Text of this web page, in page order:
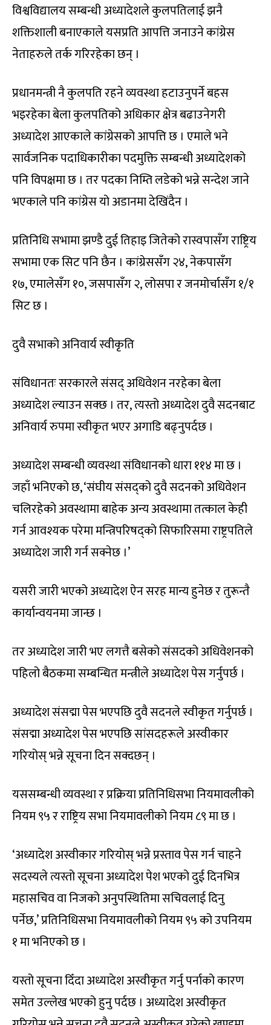
विश्वविद्यालय सम्बन्धी अध्यादेशले कुलपतिलाई झनै
शक्तिशाली बनाएकाले यसप्रति आपत्ति जनाउने कांग्रेस
नेताहरुले तर्क गरिरहेका छन् ।
प्रधानमन्त्री नै कुलपति रहने व्यवस्था हटाउनुपर्ने बहस
भइरहेका बेला कुलपतिको अधिकार क्षेत्र बढाउनेगरी
अध्यादेश आएकाले कांग्रेसको आपत्ति छ । एमाले भने
सार्वजनिक पदाधिकारीका पदमुक्ति सम्बन्धी अध्यादेशको
पनि विपक्षमा छ । तर पदका निम्ति लडेको भन्ने सन्देश जाने
भएकाले पनि कांग्रेस यो अडानमा देखिंदैन ।
प्रतिनिधि सभामा झण्डै दुई तिहाइ जितेको रास्वपासँग राष्ट्रिय
सभामा एक सिट पनि छैन । कांग्रेससँग २४, नेकपासँग
१७, एमालेसँग १०, जसपासँग २, लोसपा र जनमोर्चासँग १/१
सिट छ ।
दुवै सभाको अनिवार्य स्वीकृति
संविधानतः सरकारले संसद् अधिवेशन नरहेका बेला
अध्यादेश ल्याउन सक्छ । तर, त्यस्तो अध्यादेश दुवै सदनबाट
अनिवार्य रुपमा स्वीकृत भएर अगाडि बढ्नुपर्दछ ।
अध्यादेश सम्बन्धी व्यवस्था संविधानको धारा ११४ मा छ ।
जहाँ भनिएको छ, ‘संघीय संसद्को दुवै सदनको अधिवेशन
चलिरहेको अवस्थामा बाहेक अन्य अवस्थामा तत्काल केही
गर्न आवश्यक परेमा मन्त्रिपरिषद्को सिफारिसमा राष्ट्रपतिले
अध्यादेश जारी गर्न सक्नेछ ।’
यसरी जारी भएको अध्यादेश ऐन सरह मान्य हुनेछ र तुरून्तै
कार्यान्वयनमा जान्छ ।
तर अध्यादेश जारी भए लगत्तै बसेको संसदको अधिवेशनको
पहिलो बैठकमा सम्बन्धित मन्त्रीले अध्यादेश पेस गर्नुपर्छ ।
अध्यादेश संसद्मा पेस भएपछि दुवै सदनले स्वीकृत गर्नुपर्छ ।
संसद्मा अध्यादेश पेस भएपछि सांसदहरूले अस्वीकार
गरियोस् भन्ने सूचना दिन सक्दछन् ।
यससम्बन्धी व्यवस्था र प्रक्रिया प्रतिनिधिसभा नियमावलीको
नियम ९५ र राष्ट्रिय सभा नियमावलीको नियम ८९ मा छ ।
‘अध्यादेश अस्वीकार गरियोस् भन्ने प्रस्ताव पेस गर्न चाहने
सदस्यले त्यस्तो सूचना अध्यादेश पेश भएको दुई दिनभित्र
महासचिव वा निजको अनुपस्थितिमा सचिवलाई दिनु
पर्नेछ,’ प्रतिनिधिसभा नियमावलीको नियम ९५ को उपनियम
१ मा भनिएको छ ।
यस्तो सूचना दिँदा अध्यादेश अस्वीकृत गर्नु पर्नाको कारण
समेत उल्लेख भएको हुनु पर्दछ । अध्यादेश अस्वीकृत